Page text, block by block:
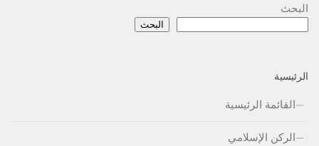
البحث
البحث
الرئيسية
القائمة الرئيسية
الركن الإسلامي